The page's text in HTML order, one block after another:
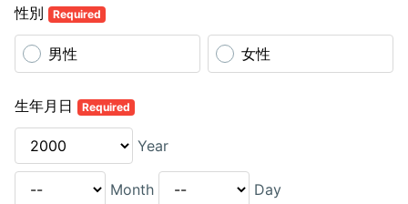
性別 Required
男性 女性
生年月日 Required
Year
Month Day